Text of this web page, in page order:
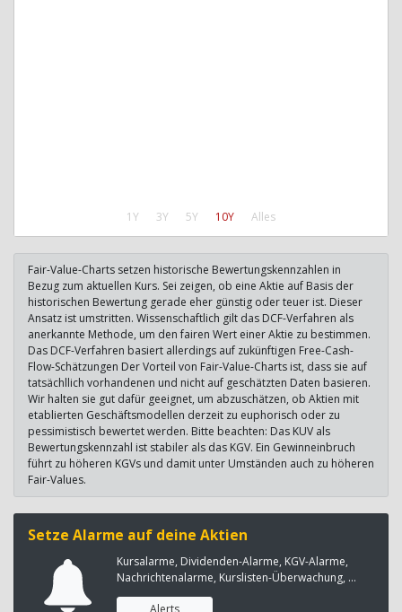
1Y 3Y 5Y 10Y Alles
Fair-Value-Charts setzen historische Bewertungskennzahlen in
Bezug zum aktuellen Kurs. Sei zeigen, ob eine Aktie auf Basis der
historischen Bewertung gerade eher günstig oder teuer ist. Dieser
Ansatz ist umstritten. Wissenschaftlich gilt das DCF-Verfahren als
anerkannte Methode, um den fairen Wert einer Aktie zu bestimmen.
Das DCF-Verfahren basiert allerdings auf zukünftigen Free-Cash-
Flow-Schätzungen Der Vorteil von Fair-Value-Charts ist, dass sie auf
tatsächllich vorhandenen und nicht auf geschätzten Daten basieren.
Wir halten sie gut dafür geeignet, um abzuschätzen, ob Aktien mit
etablierten Geschäftsmodellen derzeit zu euphorisch oder zu
pessimistisch bewertet werden. Bitte beachten: Das KUV als
Bewertungskennzahl ist stabiler als das KGV. Ein Gewinneinbruch
führt zu höheren KGVs und damit unter Umständen auch zu höheren
Fair-Values.
Setze Alarme auf deine Aktien
Kursalarme, Dividenden-Alarme, KGV-Alarme,
Nachrichtenalarme, Kurslisten-Überwachung, ...